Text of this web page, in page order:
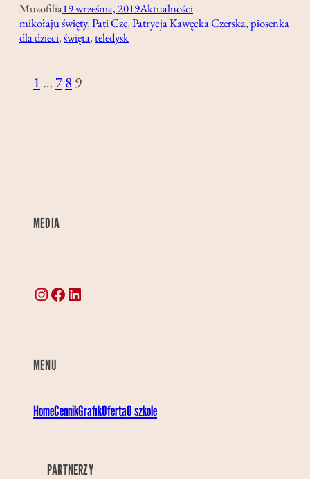
Muzofilia19 września, 2019Aktualności
mikołaju święty, Pati Cze, Patrycja Kawęcka Czerska, piosenka
dla dzieci, święta, teledysk
1 …789
MEDIA
Instagram Facebook LinkedIn
MENU
HomeCennikGrafikOfertaO szkole
PARTNERZY